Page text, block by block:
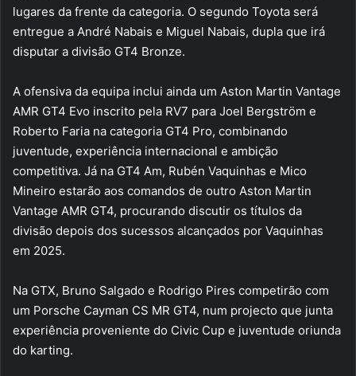
lugares da frente da categoria. O segundo Toyota será
entregue a André Nabais e Miguel Nabais, dupla que irá
disputar a divisão GT4 Bronze.
A ofensiva da equipa inclui ainda um Aston Martin Vantage
AMR GT4 Evo inscrito pela RV7 para Joel Bergström e
Roberto Faria na categoria GT4 Pro, combinando
juventude, experiência internacional e ambição
competitiva. Já na GT4 Am, Rubén Vaquinhas e Mico
Mineiro estarão aos comandos de outro Aston Martin
Vantage AMR GT4, procurando discutir os títulos da
divisão depois dos sucessos alcançados por Vaquinhas
em 2025.
Na GTX, Bruno Salgado e Rodrigo Pires competirão com
um Porsche Cayman CS MR GT4, num projecto que junta
experiência proveniente do Civic Cup e juventude oriunda
do karting.